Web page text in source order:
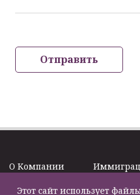
Отправить
O Kомпании
Подписка на
Налоги и
Этот сайт использует